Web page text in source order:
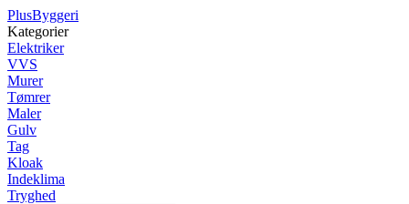
PlusByggeri
Kategorier
Elektriker
VVS
Murer
Tømrer
Maler
Gulv
Tag
Kloak
Indeklima
Tryghed